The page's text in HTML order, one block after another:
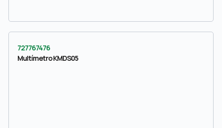
727767476
Multímetro KMDS05